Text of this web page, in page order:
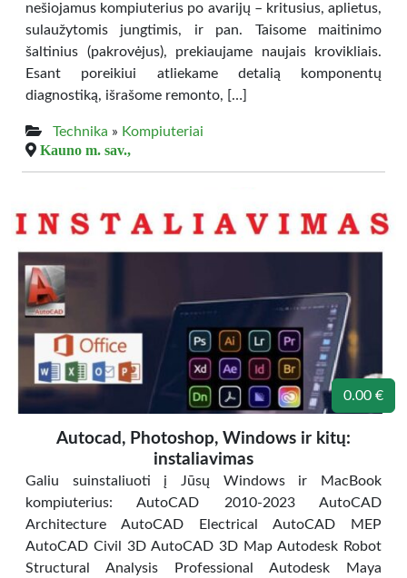
nešiojamus kompiuterius po avarijų – kritusius, aplietus,
sulaužytomis jungtimis, ir pan. Taisome maitinimo
šaltinius (pakrovėjus), prekiaujame naujais krovikliais.
Esant poreikiui atliekame detalią komponentų
diagnostiką, išrašome remonto, […]
Technika » Kompiuteriai
Kauno m. sav.,
0.00 €
Autocad, Photoshop, Windows ir kitų:
instaliavimas
Galiu suinstaliuoti į Jūsų Windows ir MacBook
kompiuterius: AutoCAD 2010-2023 AutoCAD
Architecture AutoCAD Electrical AutoCAD MEP
AutoCAD Civil 3D AutoCAD 3D Map Autodesk Robot
Structural Analysis Professional Autodesk Maya